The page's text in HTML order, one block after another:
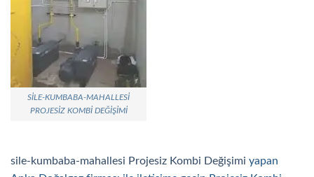
SILE-KUMBABA-MAHALLESI
PROJESIZ KOMBI DEĞIŞIMI
sile-kumbaba-mahallesi Projesiz Kombi Değişimi yapan